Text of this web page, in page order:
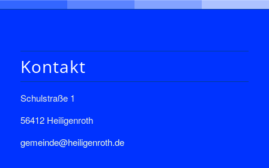
Kontakt
Schulstraße 1
56412 Heiligenroth
gemeinde@heiligenroth.de